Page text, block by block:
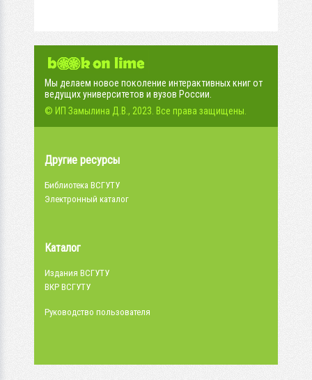
Мы делаем новое поколение интерактивных книг от
ведущих университетов и вузов России.
© ИП Замылина Д.В., 2023. Все права защищены.
Другие ресурсы
Библиотека ВСГУТУ
Электронный каталог
Каталог
Издания ВСГУТУ
ВКР ВСГУТУ
Руководство пользователя